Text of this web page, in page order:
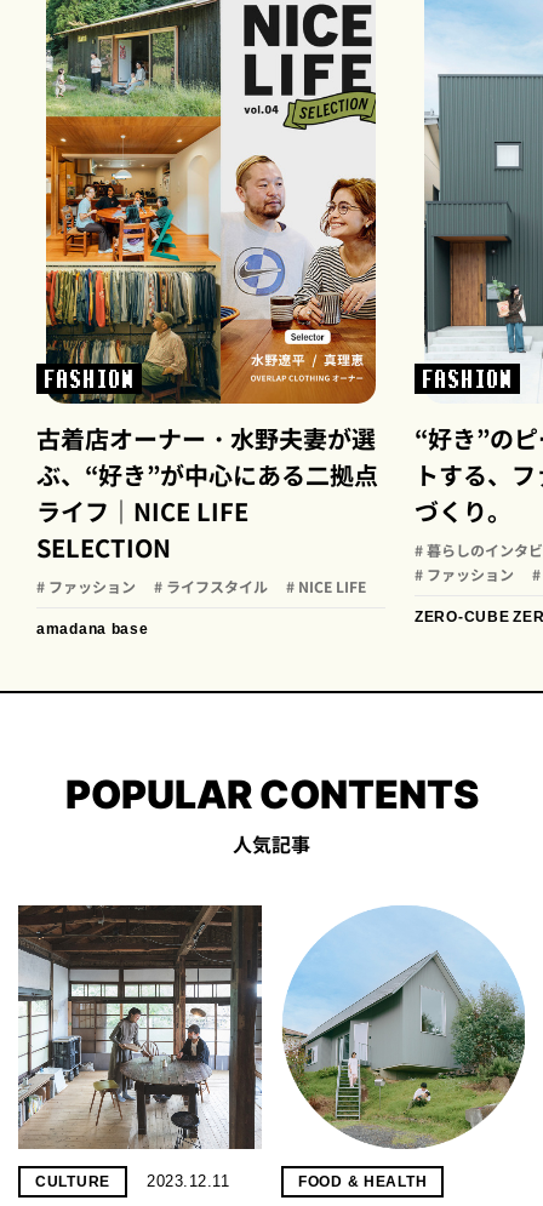
FASHION
古着店オーナー・水野夫妻が選
ぶ、“好き”が中心にある二拠点
ライフ｜NICE LIFE
SELECTION
# ファッション # ライフスタイル # NICE LIFE
amadana base
FASHION
“好き”の
トする、
づくり。
# 暮らしのインタ
# ファッション
ZERO-CUBE
POPULAR CONTENTS
人気記事
CULTURE 2023.12.11 FOOD & HEALTH